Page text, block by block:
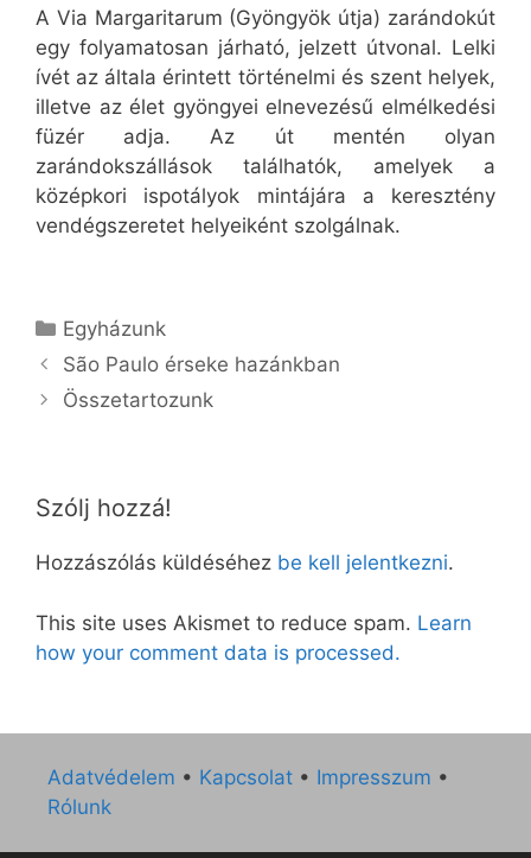
A Via Margaritarum (Gyöngyök útja) zarándokút
egy folyamatosan járható, jelzett útvonal. Lelki
ívét az általa érintett történelmi és szent helyek,
illetve az élet gyöngyei elnevezésű elmélkedési
füzér adja. Az út mentén olyan
zarándokszállások találhatók, amelyek a
középkori ispotályok mintájára a keresztény
vendégszeretet helyeiként szolgálnak.
Kategória
Egyházunk
São Paulo érseke hazánkban
Összetartozunk
Szólj hozzá!
Hozzászólás küldéséhez be kell jelentkezni.
This site uses Akismet to reduce spam. Learn
how your comment data is processed.
Adatvédelem • Kapcsolat • Impresszum •
Rólunk